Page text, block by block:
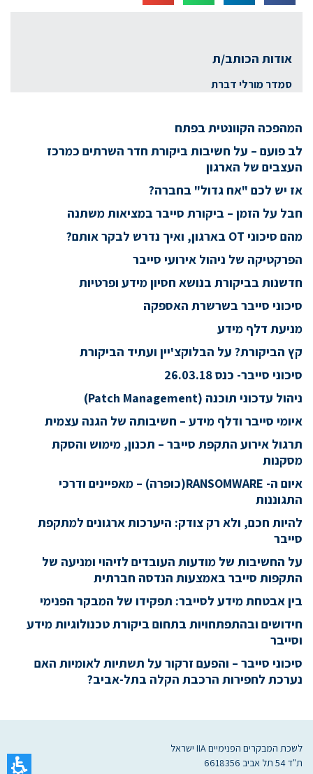
אודות הכותב/ת
סמדר מורלי דברת
המהפכה הקוונטית בפתח
לב פועם – על חשיבות ביקורת חדר השרתים כמרכז
העצבים של הארגון
אז יש לכם "אח גדול" בחברה?
חבל על הזמן – ביקורת סייבר במציאות משתנה
מהם סיכוני OT בארגון, ואיך נדרש לבקר אותם?
הפרקטיקה של ניהול אירועי סייבר
חדשנות בביקורת בנושא חסיון מידע ופרטיות
סיכוני סייבר בשרשרת האספקה
מניעת דלף מידע
קץ הביקורת? על הבלוקצ'יין ועתיד הביקורת
סיכוני סייבר- כנס 26.03.18
ניהול עדכוני תוכנה (Patch Management)
איומי סייבר ודלף מידע – חשיבותה של הגנה עצמית
תרגול אירוע התקפת סייבר – תכנון, מימוש והסקת
מסקנות
איום ה- RANSOMWARE(כופרה) – מאפיינים ודרכי
התגוננות
להיות חכם, ולא רק צודק: היערכות ארגונים למתקפת
סייבר
על החשיבות של מודעות העובדים לזיהוי ומניעה של
התקפות סייבר באמצעות הנדסה חברתית
בין אבטחת מידע לסייבר: תפקידו של המבקר הפנימי
חידושים ובהתפתחויות בתחום ביקורת טכנולוגיות מידע
וסייבר
סיכוני סייבר – והפעם זרקור על תשתיות לאומיות האם
נערכת לחפירות הרכבת הקלה בתל-אביב?
לשכת המבקרים הפנימיים IIA ישראל
ת"ד 54 תל אביב 6618356